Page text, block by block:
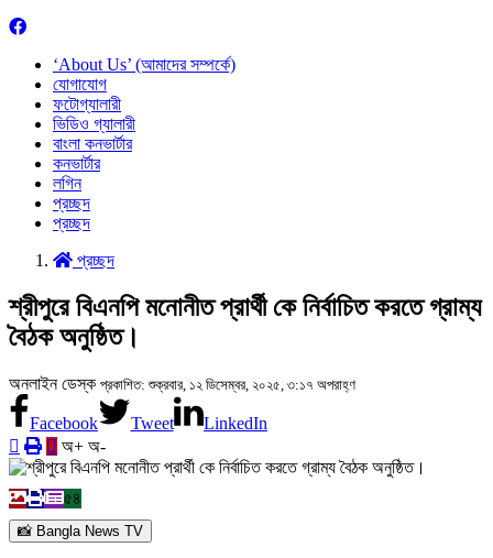
‘About Us’ (আমাদের সম্পর্কে)
যোগাযোগ
ফটোগ্যালারী
ভিডিও গ্যালারী
বাংলা কনভার্টার
কনভার্টার
লগিন
প্রচ্ছদ
প্রচ্ছদ
প্রচ্ছদ
শ্রীপুরে বিএনপি মনোনীত প্রার্থী কে নির্বাচিত করতে গ্রাম্য
বৈঠক অনুষ্ঠিত।
অনলাইন ডেস্ক প্রকাশিত: শুক্রবার, ১২ ডিসেম্বর, ২০২৫, ৩:১৭ অপরাহ্ণ
Facebook Tweet
LinkedIn
অ+ অ-
৫৪
📸 Bangla News TV